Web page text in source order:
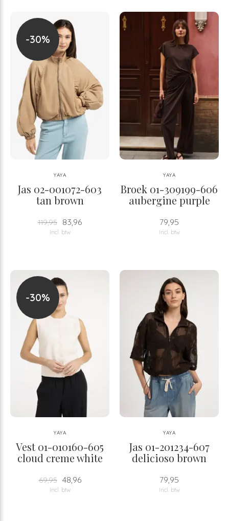
-30%
YAYA
Jas 02-001072-603
tan brown
119,95 83,96
Incl. btw
YAYA
Broek 01-309199-606
aubergine purple
79,95
Incl. btw
-30%
YAYA
Vest 01-010160-605
cloud creme white
69,95 48,96
Incl. btw
YAYA
Jas 01-201234-607
delicioso brown
79,95
Incl. btw